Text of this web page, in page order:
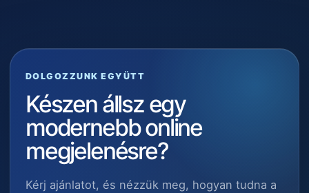
DOLGOZZUNK EGYÜTT
Készen állsz egy
modernebb online
megjelenésre?
Kérj ajánlatot, és nézzük meg, hogyan tudna a